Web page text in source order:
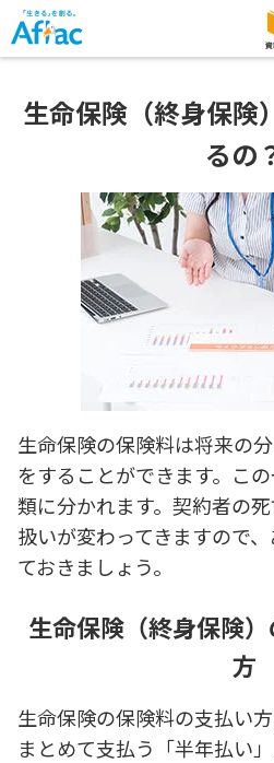
生命保険（終身保険
るの
生命保険の保険料は将来の
をすることができます。こ
類に分かれます。契約者の
扱いが変わってきますので
ておきましょう。
生命保険（終身保険
方
生命保険の保険料の支払い
まとめて支払う「半年払い